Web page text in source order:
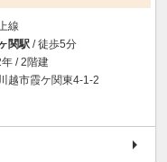
線
関駅 / 徒歩5分
/ 2階建
越市霞ケ関東4-1-2